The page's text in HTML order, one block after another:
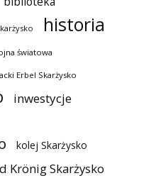
historia
światowa
Erbel Skarżysko
inwestycje
kolej Skarżysko
Krönig Skarżysko